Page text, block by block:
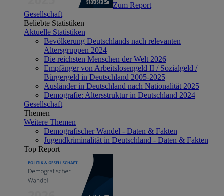
Zum Report
Gesellschaft
Beliebte Statistiken
Aktuelle Statistiken
Bevölkerung Deutschlands nach relevanten
Altersgruppen 2024
Die reichsten Menschen der Welt 2026
Empfänger von Arbeitslosengeld II / Sozialgeld /
Bürgergeld in Deutschland 2005-2025
Ausländer in Deutschland nach Nationalität 2025
Demografie: Altersstruktur in Deutschland 2024
Gesellschaft
Themen
Weitere Themen
Demografischer Wandel - Daten & Fakten
Jugendkriminalität in Deutschland - Daten & Fakten
Top Report